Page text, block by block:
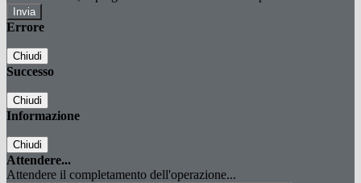
Errore
Chiudi
Successo
Chiudi
Informazione
Chiudi
Attendere...
Attendere il completamento dell'operazione...